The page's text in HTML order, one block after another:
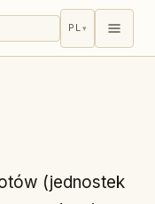
PL▾
(jednostek